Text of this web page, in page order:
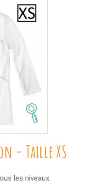
- Taille XS
les niveaux.